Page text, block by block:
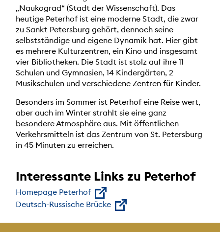
„Naukograd“ (Stadt der Wissenschaft). Das
heutige Peterhof ist eine moderne Stadt, die zwar
zu Sankt Petersburg gehört, dennoch seine
selbstständige und eigene Dynamik hat. Hier gibt
es mehrere Kulturzentren, ein Kino und insgesamt
vier Bibliotheken. Die Stadt ist stolz auf ihre 11
Schulen und Gymnasien, 14 Kindergärten, 2
Musikschulen und verschiedene Zentren für Kinder.
Besonders im Sommer ist Peterhof eine Reise wert,
aber auch im Winter strahlt sie eine ganz
besondere Atmosphäre aus. Mit öffentlichen
Verkehrsmitteln ist das Zentrum von St. Petersburg
in 45 Minuten zu erreichen.
Interessante Links zu Peterhof
Homepage Peterhof
Deutsch-Russische Brücke